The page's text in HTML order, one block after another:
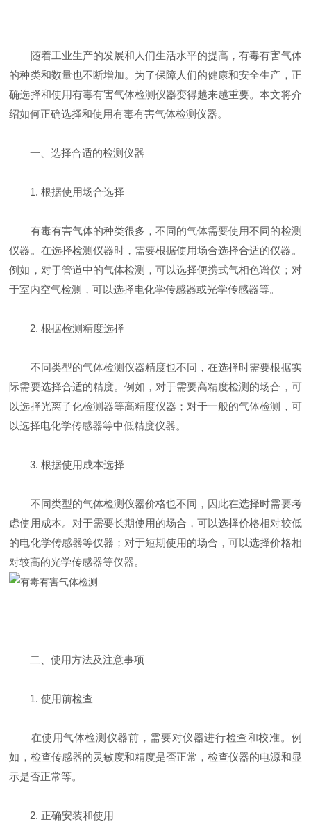
随着工业生产的发展和人们生活水平的提高，有毒有害气体
的种类和数量也不断增加。为了保障人们的健康和安全生产，正
确选择和使用有毒有害气体检测仪器变得越来越重要。本文将介
绍如何正确选择和使用有毒有害气体检测仪器。
一、选择合适的检测仪器
1. 根据使用场合选择
有毒有害气体的种类很多，不同的气体需要使用不同的检测
仪器。在选择检测仪器时，需要根据使用场合选择合适的仪器。
例如，对于管道中的气体检测，可以选择便携式气相色谱仪；对
于室内空气检测，可以选择电化学传感器或光学传感器等。
2. 根据检测精度选择
不同类型的气体检测仪器精度也不同，在选择时需要根据实
际需要选择合适的精度。例如，对于需要高精度检测的场合，可
以选择光离子化检测器等高精度仪器；对于一般的气体检测，可
以选择电化学传感器等中低精度仪器。
3. 根据使用成本选择
不同类型的气体检测仪器价格也不同，因此在选择时需要考
虑使用成本。对于需要长期使用的场合，可以选择价格相对较低
的电化学传感器等仪器；对于短期使用的场合，可以选择价格相
对较高的光学传感器等仪器。
二、使用方法及注意事项
1. 使用前检查
在使用气体检测仪器前，需要对仪器进行检查和校准。例
如，检查传感器的灵敏度和精度是否正常，检查仪器的电源和显
示是否正常等。
2. 正确安装和使用